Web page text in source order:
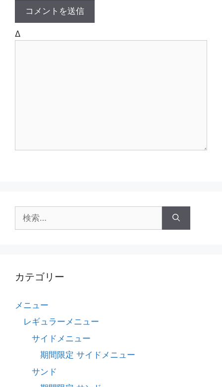
Δ
カテゴリー
メニュー
レギュラーメニュー
サイドメニュー
期間限定 サイドメニュー
サンド